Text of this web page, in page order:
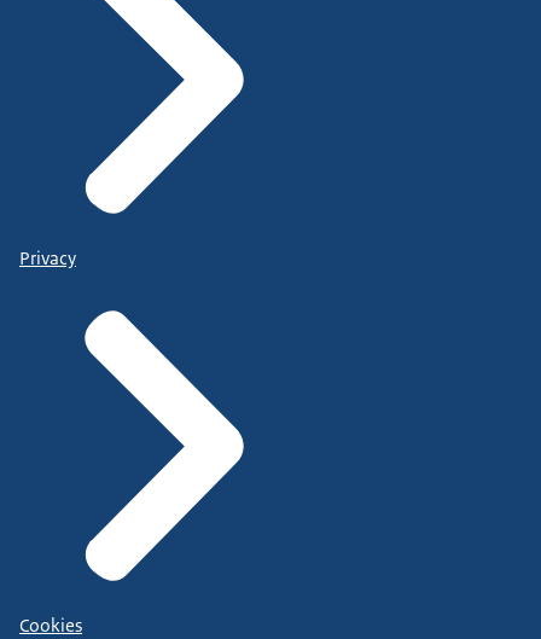
Privacy
Cookies